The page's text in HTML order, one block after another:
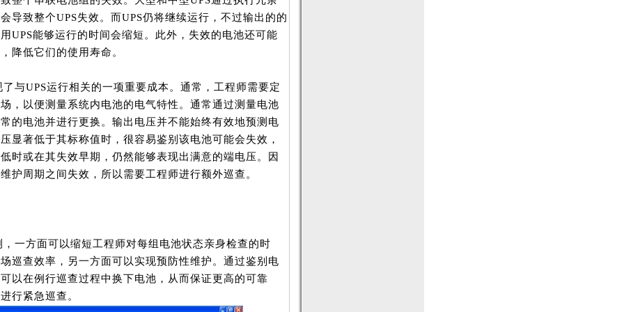
导致整个UPS失效。而UPS仍将继续运行，不过输出的的
UPS能够运行的时间会缩短。此外，失效的电池还可能
降低它们的使用寿命。
UPS运行相关的一项重要成本。通常，工程师需要定
，以便测量系统内电池的电气特性。通常通过测量电池
的电池并进行更换。输出电压并不能始终有效地预测电
显著低于其标称值时，很容易鉴别该电池可能会失效，
时或在其失效早期，仍然能够表现出满意的端电压。因
护周期之间失效，所以需要工程师进行额外巡查。
一方面可以缩短工程师对每组电池状态亲身检查的时
巡查效率，另一方面可以实现预防性维护。通过鉴别电
以在例行巡查过程中换下电池，从而保证更高的可靠
行紧急巡查。